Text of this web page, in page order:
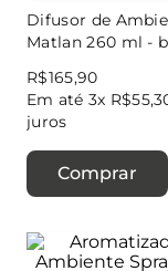
Difusor de
Matlan 260 ml -
R$165,90
Em até 3x R$55,
juros
Comprar